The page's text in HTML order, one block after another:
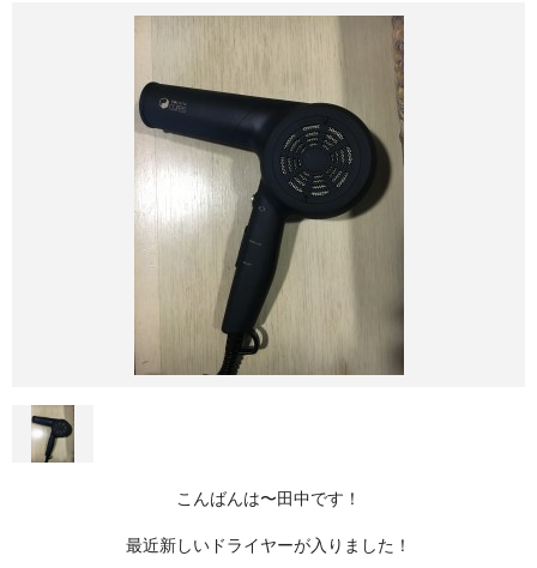
こんばんは〜田中です！
最近新しいドライヤーが入りました！